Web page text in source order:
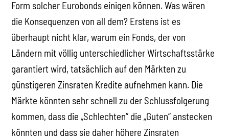
Form solcher Eurobonds einigen können. Was wären
die Konsequenzen von all dem? Erstens ist es
überhaupt nicht klar, warum ein Fonds, der von
Ländern mit völlig unterschiedlicher Wirtschaftsstärke
garantiert wird, tatsächlich auf den Märkten zu
günstigeren Zinsraten Kredite aufnehmen kann. Die
Märkte könnten sehr schnell zu der Schlussfolgerung
kommen, dass die „Schlechten“ die „Guten“ anstecken
könnten und dass sie daher höhere Zinsraten